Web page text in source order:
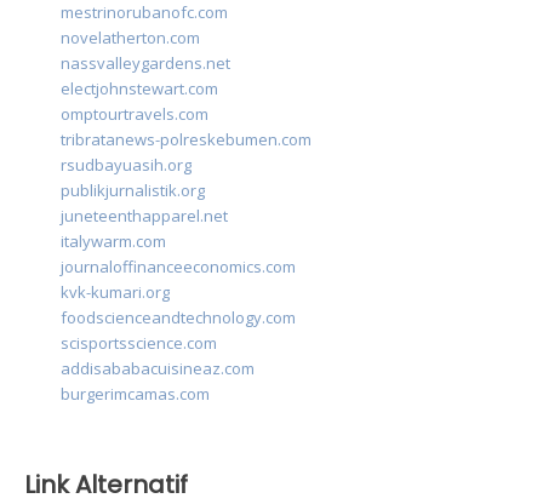
mestrinorubanofc.com
novelatherton.com
nassvalleygardens.net
electjohnstewart.com
omptourtravels.com
tribratanews-polreskebumen.com
rsudbayuasih.org
publikjurnalistik.org
juneteenthapparel.net
italywarm.com
journaloffinanceeconomics.com
kvk-kumari.org
foodscienceandtechnology.com
scisportsscience.com
addisababacuisineaz.com
burgerimcamas.com
Link Alternatif